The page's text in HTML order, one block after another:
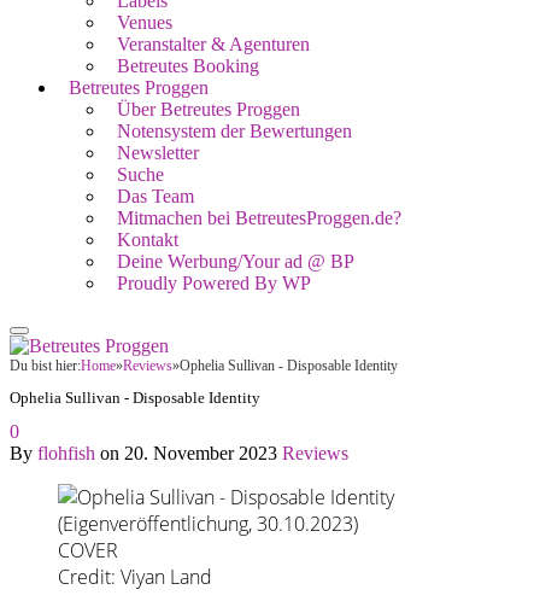
Venues
Veranstalter & Agenturen
Betreutes Booking
Betreutes Proggen
Über Betreutes Proggen
Notensystem der Bewertungen
Newsletter
Suche
Das Team
Mitmachen bei BetreutesProggen.de?
Kontakt
Deine Werbung/Your ad @ BP
Proudly Powered By WP
Du bist hier:Home»Reviews»Ophelia Sullivan - Disposable Identity
Ophelia Sullivan - Disposable Identity
0
By flohfish on 20. November 2023 Reviews
Credit: Viyan Land